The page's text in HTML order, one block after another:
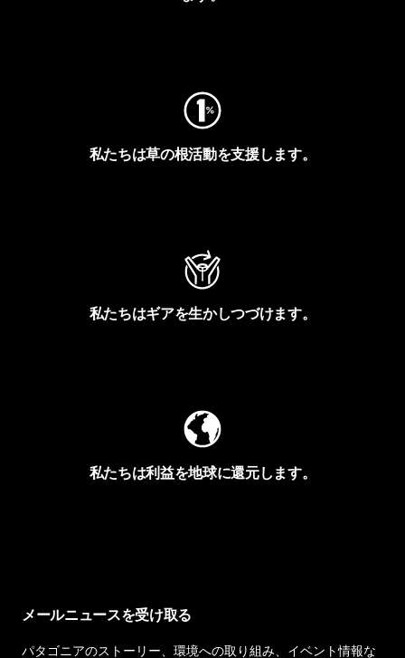
私たちは草の根活動を支援します。
私たちはギアを生かしつづけます。
私たちは利益を地球に還元します。
メールニュースを受け取る
パタゴニアのストーリー、環境への取り組み、イベント情報な